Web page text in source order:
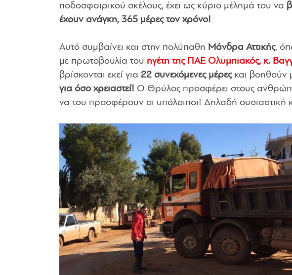
ποδοσφαιρικού σκέλους, έχει ως κύριο μέλημά του να
έχουν ανάγκη, 365 μέρες τον χρόνο!
Αυτό συμβαίνει και στην πολύπαθη Μάνδρα Αττικής,
με πρωτοβουλία του ηγέτη της ΠΑΕ Ολυμπιακός, κ.
βρίσκονται εκεί για 22 συνεχόμενες μέρεςκαι βοηθούν
για όσο χρειαστεί! Ο Θρύλος προσφέρει στους
να του προσφέρουν οι υπόλοιποι! Δηλαδή ουσιαστική